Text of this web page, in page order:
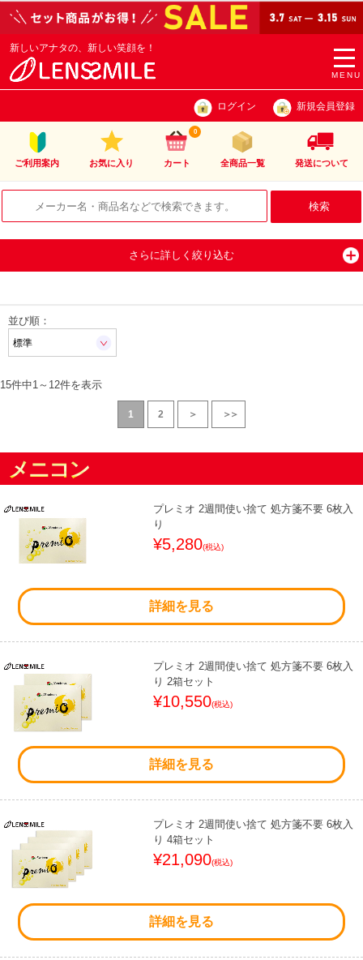
MENU
新しいアナタの、新しい笑顔を！
ログイン 新規会員登録
ご利用案内 お気に入り カート
0
全商品一覧 発送について
さらに詳しく絞り込む
並び順：
15件中1 ～ 12件を表示
1 2 ＞ ＞＞
メニコン
プレミオ 2週間使い捨て 処方箋不要 6枚入
り
¥5,280(税込)
詳細を見る
プレミオ 2週間使い捨て 処方箋不要 6枚入
り 2箱セット
¥10,550(税込)
詳細を見る
プレミオ 2週間使い捨て 処方箋不要 6枚入
り 4箱セット
¥21,090(税込)
詳細を見る